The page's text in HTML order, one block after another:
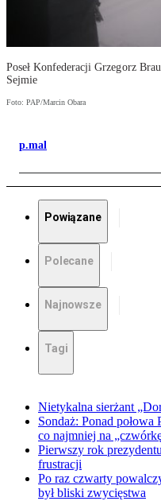
Poseł Konfederacji Grzegorz
Sejmie
Foto: PAP/Marcin Obara
p.mal
Powiązane
Polecane
Najnowsze
Tagi
Nietykalna sierżant
Sondaż: Ponad
co najmniej na
Pierwszy rok
frustracji
Po raz czwarty
był bliski zwycięstwa